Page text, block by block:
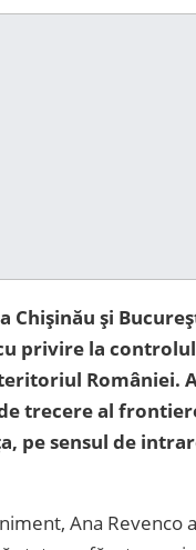
Chișinău și
privire la
României.
trecere al
pe sensul de
Ana Revenco